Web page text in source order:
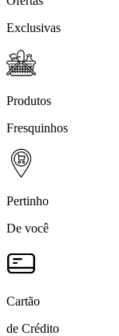
Exclusivas
Produtos
Fresquinhos
Pertinho
De você
Cartão
de Crédito